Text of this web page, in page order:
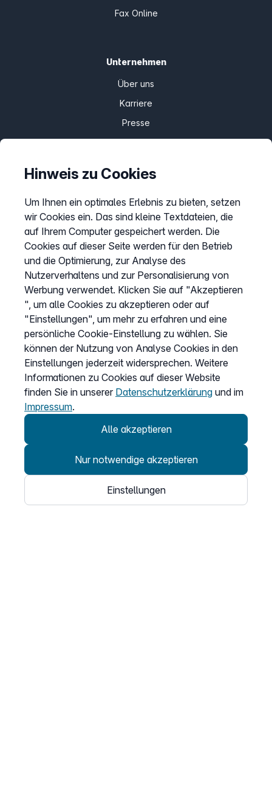
Fax Online
Unternehmen
Über uns
Karriere
Presse
Partnerprogramm
Speak Up
Erfahrungen & Meinungen
easybell.com
Informationen
Systemstatus
Produktinformationen
Preislisten
Kompatibilität
Sitemap
AGB
Impressum
Service
Hinweis zu Cookies
Um Ihnen ein optimales Erlebnis zu bieten, setzen
wir Cookies ein. Das sind kleine Textdateien, die
auf Ihrem Computer gespeichert werden. Die
Cookies auf dieser Seite werden für den Betrieb
und die Optimierung, zur Analyse des
Nutzerverhaltens und zur Personalisierung von
Werbung verwendet. Klicken Sie auf "Akzeptieren
", um alle Cookies zu akzeptieren oder auf
"Einstellungen", um mehr zu erfahren und eine
persönliche Cookie-Einstellung zu wählen. Sie
können der Nutzung von Analyse Cookies in den
Einstellungen jederzeit widersprechen. Weitere
Informationen zu Cookies auf dieser Website
finden Sie in unserer Datenschutzerklärung und im
Impressum.
Alle akzeptieren
Nur notwendige akzeptieren
Einstellungen